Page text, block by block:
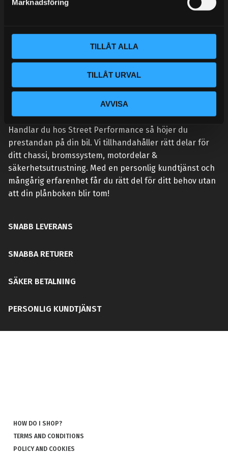
Marknadsföring
TILLÅT ALLA
TILLÅT URVAL
AVVISA
VÅR AFFÄRSIDÉ ÄR ENKEL:
Handlar du hos Street Performance så höjer du
prestandan på din bil. Vi tillhandahåller rätt delar för
ditt chassi, bromssystem, motordelar &
säkerhetsutrustning. Med en personlig kundtjänst och
mångårig erfarenhet får du rätt del för ditt behov utan
att din plånboken blir tom!
SNABB LEVERANS
SNABBA RETURER
SÄKER BETALNING
PERSONLIG KUNDTJÄNST
HOW DO I SHOP?
TERMS AND CONDITIONS
POLICY AND COOKIES